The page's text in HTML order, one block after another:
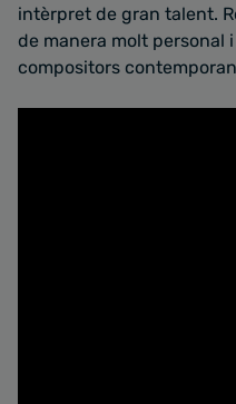
intèrpret de gran talent.
de manera molt personal
compositors